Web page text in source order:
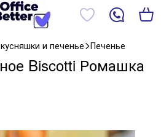
и печенье Печенье
Biscotti Ромашка